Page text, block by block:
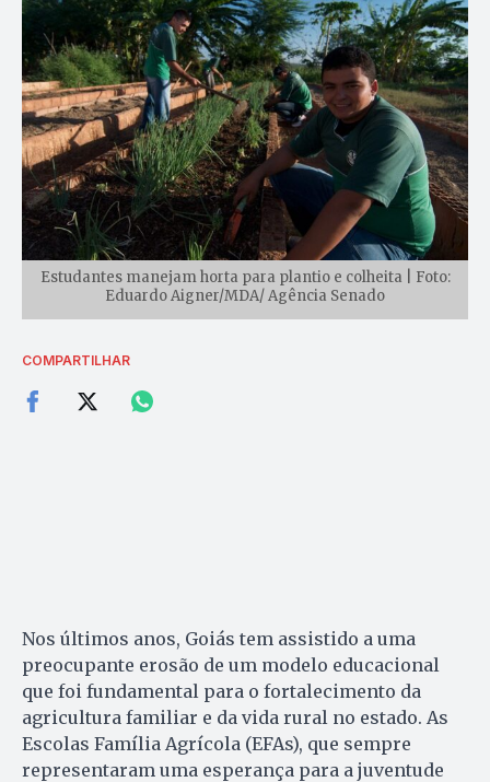
Estudantes manejam horta para plantio e colheita | Foto:
Eduardo Aigner/MDA/ Agência Senado
COMPARTILHAR
Nos últimos anos, Goiás tem assistido a uma
preocupante erosão de um modelo educacional
que foi fundamental para o fortalecimento da
agricultura familiar e da vida rural no estado. As
Escolas Família Agrícola (EFAs), que sempre
representaram uma esperança para a juventude